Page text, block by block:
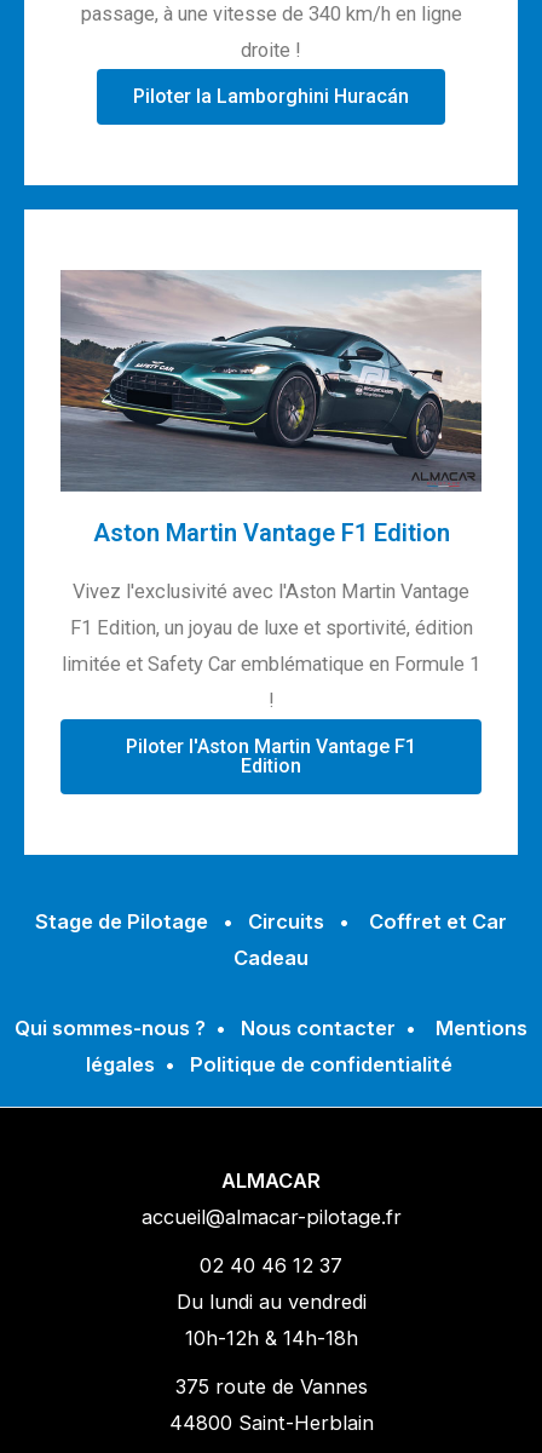
passage, à une vitesse de 340 km/h en ligne
droite !
Piloter la Lamborghini Huracán
Aston Martin Vantage F1 Edition
Vivez l'exclusivité avec l'Aston Martin Vantage
F1 Edition, un joyau de luxe et sportivité, édition
limitée et Safety Car emblématique en Formule 1
!
Piloter l'Aston Martin Vantage F1
Edition
Stage de Pilotage • Circuits • Coffret et Car
Cadeau
Qui sommes-nous ? • Nous contacter • Mentions
légales • Politique de confidentialité
ALMACAR
accueil@almacar-pilotage.fr
02 40 46 12 37
Du lundi au vendredi
10h-12h & 14h-18h
375 route de Vannes
44800 Saint-Herblain